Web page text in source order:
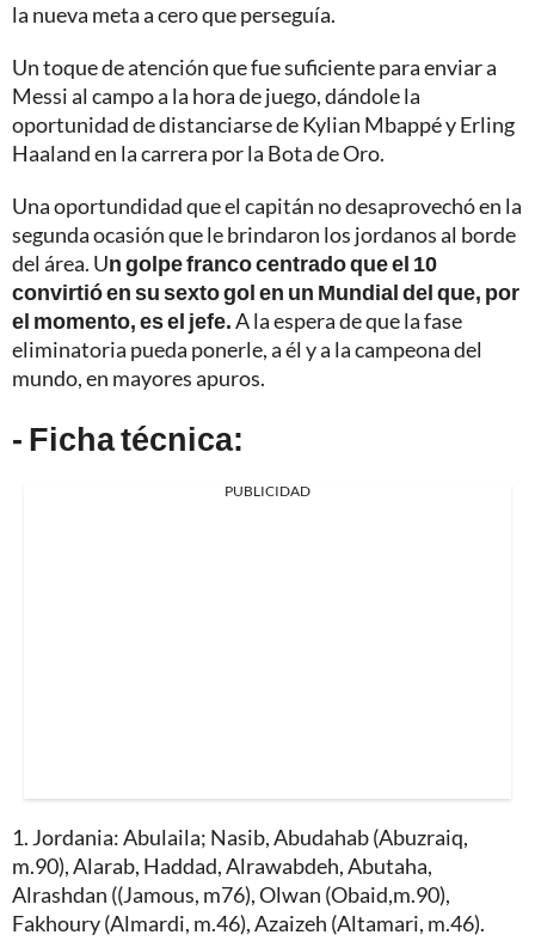
la nueva meta a cero que perseguía.
Un toque de atención que fue suficiente para enviar a
Messi al campo a la hora de juego, dándole la
oportunidad de distanciarse de Kylian Mbappé y Erling
Haaland en la carrera por la Bota de Oro.
Una oportundidad que el capitán no desaprovechó en la
segunda ocasión que le brindaron los jordanos al borde
del área. Un golpe franco centrado que el 10
convirtió en su sexto gol en un Mundial del que, por
el momento, es el jefe.A la espera de que la fase
eliminatoria pueda ponerle, a él y a la campeona del
mundo, en mayores apuros.
- Ficha técnica:
PUBLICIDAD
1. Jordania: Abulaila; Nasib, Abudahab (Abuzraiq,
m.90), Alarab, Haddad, Alrawabdeh, Abutaha,
Alrashdan ((Jamous, m76), Olwan (Obaid,m.90),
Fakhoury (Almardi, m.46), Azaizeh (Altamari, m.46).